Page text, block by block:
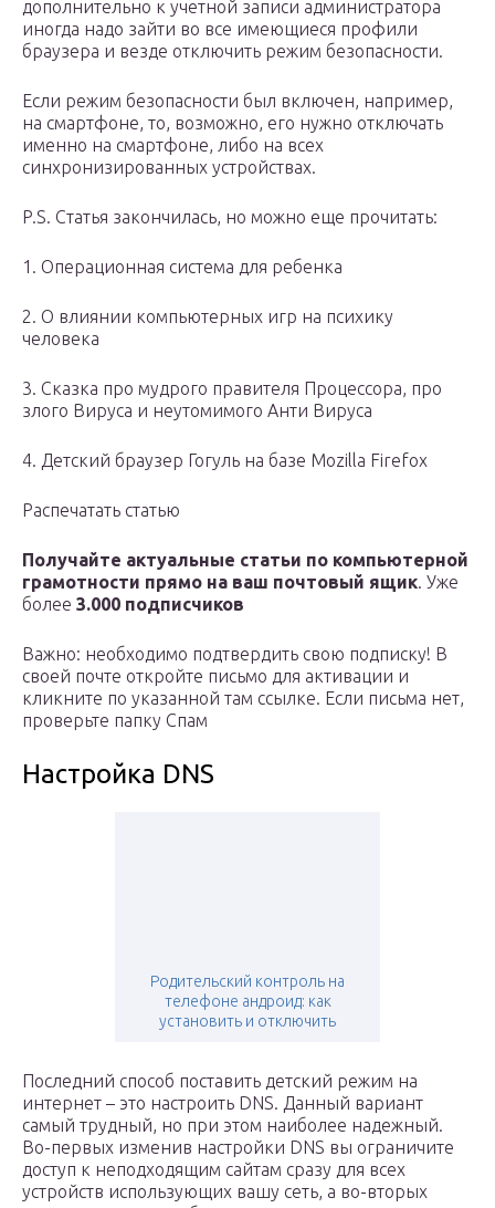
дополнительно к учетной записи администратора
иногда надо зайти во все имеющиеся профили
браузера и везде отключить режим безопасности.
Если режим безопасности был включен, например,
на смартфоне, то, возможно, его нужно отключать
именно на смартфоне, либо на всех
синхронизированных устройствах.
P.S. Статья закончилась, но можно еще прочитать:
1. Операционная система для ребенка
2. О влиянии компьютерных игр на психику
человека
3. Сказка про мудрого правителя Процессора, про
злого Вируса и неутомимого Анти Вируса
4. Детский браузер Гогуль на базе Mozilla Firefox
Распечатать статью
Получайте актуальные статьи по компьютерной
грамотности прямо на ваш почтовый ящик. Уже
более 3.000 подписчиков
Важно: необходимо подтвердить свою подписку! В
своей почте откройте письмо для активации и
кликните по указанной там ссылке. Если письма нет,
проверьте папку Спам
Настройка DNS
Родительский контроль на
телефоне андроид: как
установить и отключить
Последний способ поставить детский режим на
интернет – это настроить DNS. Данный вариант
самый трудный, но при этом наиболее надежный.
Во-первых изменив настройки DNS вы ограничите
доступ к неподходящим сайтам сразу для всех
устройств использующих вашу сеть, а во-вторых